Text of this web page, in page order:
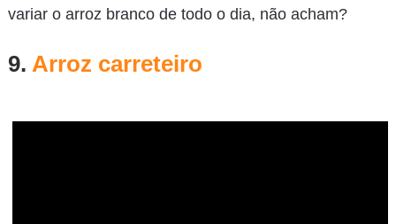
variar o arroz branco de todo o dia, não acham?
9. Arroz carreteiro